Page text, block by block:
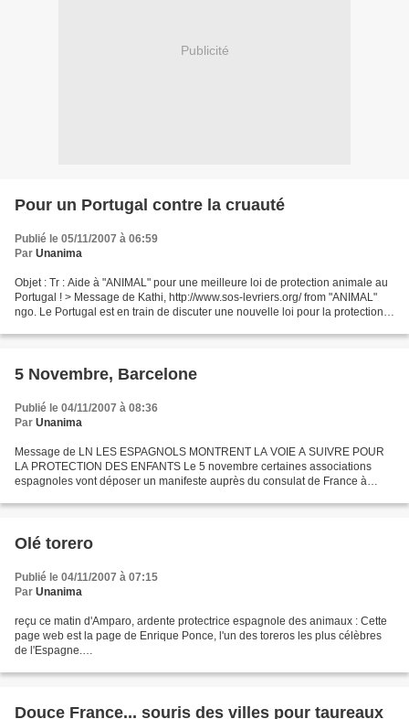
Publicité
Pour un Portugal contre la cruauté
Publié le 05/11/2007 à 06:59
Par Unanima
Objet : Tr : Aide à "ANIMAL" pour une meilleure loi de protection animale au
Portugal ! > Message de Kathi, http://www.sos-levriers.org/ from "ANIMAL"
ngo. Le Portugal est en train de discuter une nouvelle loi pour la protection
5 Novembre, Barcelone
Publié le 04/11/2007 à 08:36
Par Unanima
Message de LN LES ESPAGNOLS MONTRENT LA VOIE A SUIVRE POUR
LA PROTECTION DES ENFANTS Le 5 novembre certaines associations
espagnoles vont déposer un manifeste auprès du consulat de France à
Olé torero
Publié le 04/11/2007 à 07:15
Par Unanima
reçu ce matin d'Amparo, ardente protectrice espagnole des animaux : Cette
page web est la page de Enrique Ponce, l'un des toreros les plus célèbres
de l'Espagne.
trouverez sur http://agir-pour-les-galgos.over-blog.com/article-
Douce France... souris des villes pour taureaux